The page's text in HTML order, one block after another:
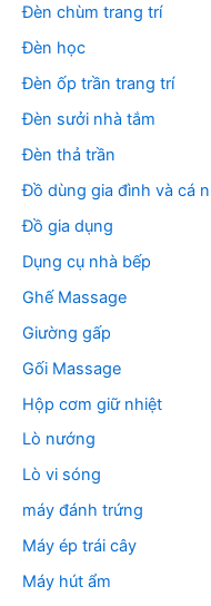
Đèn chùm trang trí
Đèn học
Đèn ốp trần trang trí
Đèn sưởi nhà tắm
Đèn thả trần
Đồ dùng gia đình và cá
Đồ gia dụng
Dụng cụ nhà bếp
Ghế Massage
Giường gấp
Gối Massage
Hộp cơm giữ nhiệt
Lò nướng
Lò vi sóng
máy đánh trứng
Máy ép trái cây
Máy hút ẩm